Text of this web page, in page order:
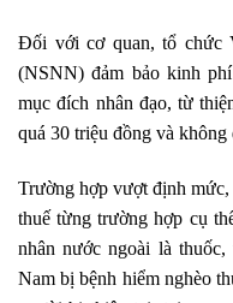
Đối với cơ quan, tổ chức
(NSNN) đảm bảo kinh
mục đích nhân đạo, từ
quá 30 triệu đồng và không
Trường hợp vượt định
thuế từng trường hợp cụ
nhân nước ngoài là
Nam bị bệnh hiểm nghèo